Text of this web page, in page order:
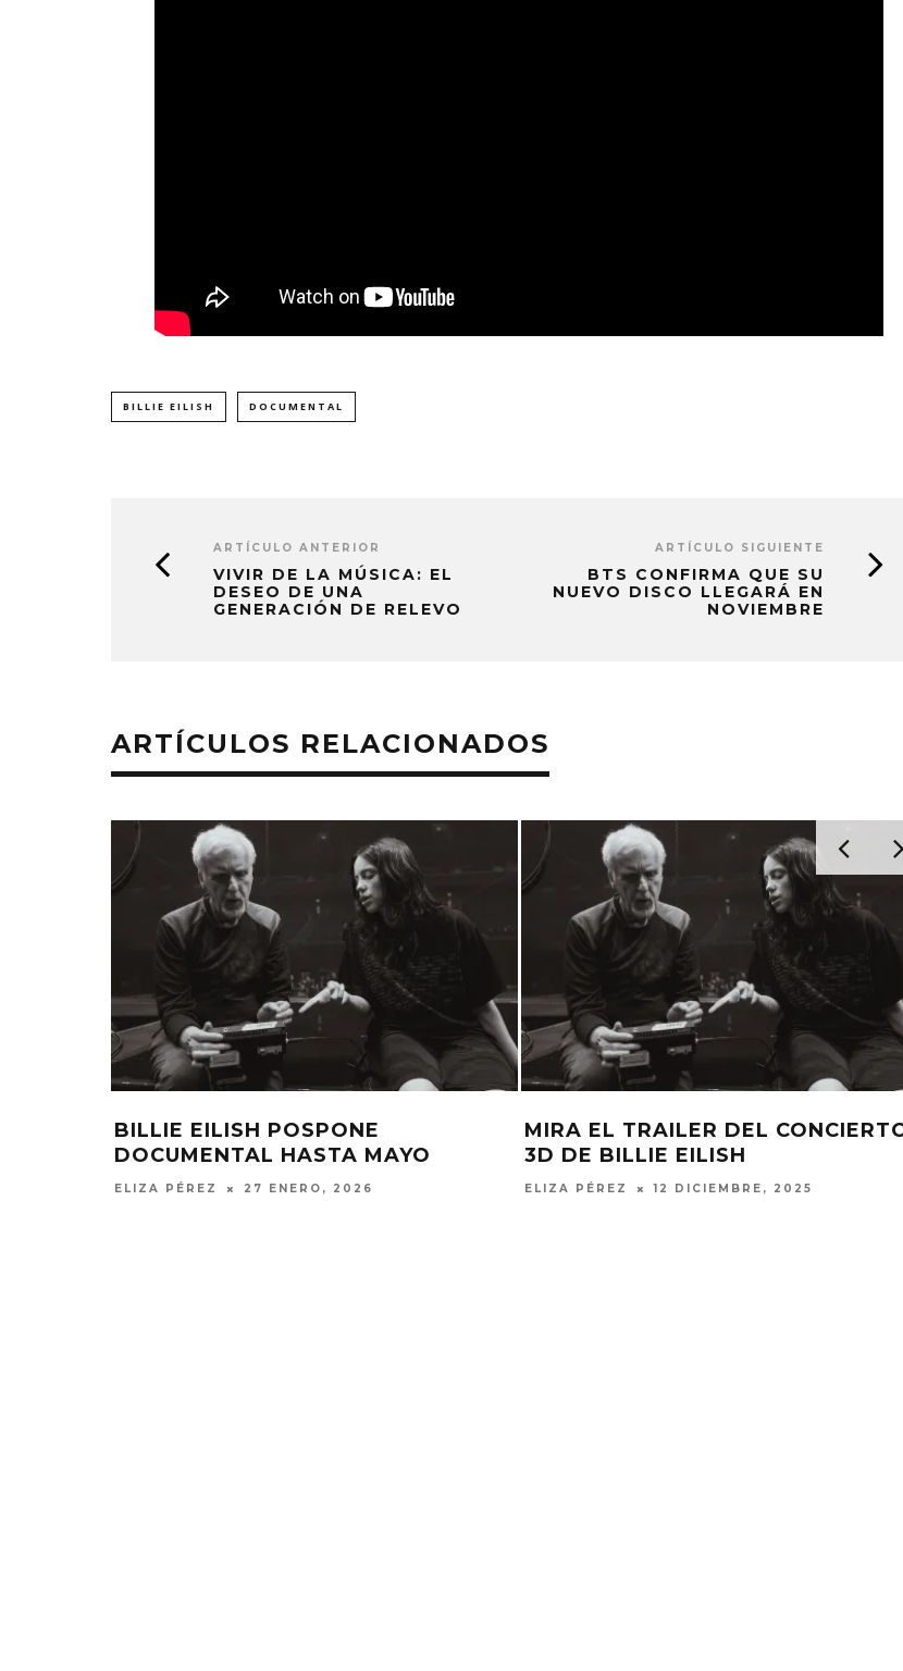
BILLIE EILISH DOCUMENTAL
ARTÍCULO ANTERIOR
VIVIR DE LA MÚSICA: EL
DESEO DE UNA
GENERACIÓN DE RELEVO
ARTÍCULO SIGUIENTE
BTS CONFIRMA QUE SU
NUEVO DISCO LLEGARÁ EN
NOVIEMBRE
ARTÍCULOS RELACIONADOS
BILLIE EILISH POSPONE
DOCUMENTAL HASTA MAYO
ELIZA PÉREZ 27 ENERO, 2026
MIRA EL TRAILER DEL
3D DE BILLIE EILISH
ELIZA PÉREZ 12 DICIEMBRE, 2025